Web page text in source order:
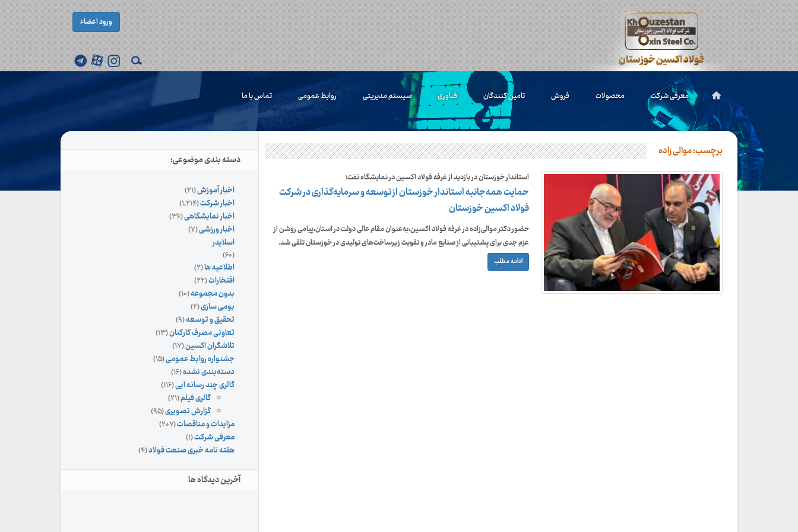
ورود اعضاء
معرفی شرکت محصولات فروش تامین کنندگان فناوری سیستم مدیریتی روابط عمومی تماس با ما
برچسب:موالی زاده
استاندار خوزستان در بازدید از غرفه فولاد اکسین در نمایشگاه نفت؛
حمایت همه‌جانبه استاندار خوزستان از توسعه و سرمایه‌گذاری در شرکت
فولاد اکسین خوزستان
حضور دکتر موالی‌زاده در غرفه فولاد اکسین،به‌عنوان مقام عالی دولت در استان،پیامی روشن از
عزم جدی برای پشتیبانی از صنایع مادر و تقویت زیرساخت‌های تولیدی در خوزستان تلقی شد.
ادامه مطلب
دسته بندی موضوعی:
اخبار آموزش(۲۱)
اخبار شرکت(۱,۲۱۴)
اخبار نمایشگاهی(۳۶)
اخبار ورزشی(۷)
اسلایدر
(۶۰)
اطلاعیه ها(۲)
افتخارات(۲۲)
بدون مجموعه(۱۰)
بومی سازی(۲)
تحقیق و توسعه(۹)
تعاونی مصرف کارکنان(۱۳)
تلاشگران اکسین(۱۷)
جشنواره روابط عمومی(۱۵)
دسته‌بندی نشده(۱۶)
گالری چند رسانه ایی(۱۱۶)
گالری فیلم(۲۱)
گزارش تصویری(۹۵)
مزایدات و مناقصات(۲۰۷)
معرفی شرکت(۱)
هفته نامه خبری صنعت فولاد(۴)
آخرین دیدگاه ها